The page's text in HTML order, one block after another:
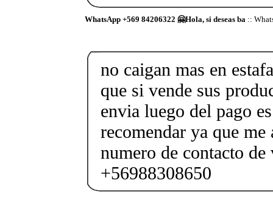
WhatsApp +569 84206322 🤗Hola, si deseas ba ::
no caigan mas en
que si vende sus
envia luego del pago
recomendar ya que
numero de contacto de
+56988308650